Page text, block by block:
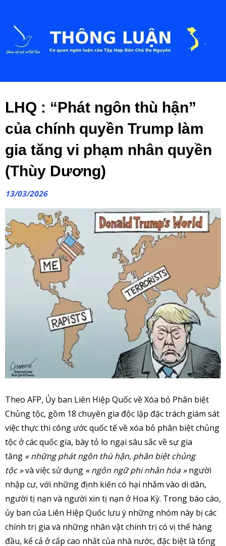
LHQ : “Phát ngôn thù hận”
của chính quyền Trump làm
gia tăng vi phạm nhân quyền
(Thùy Dương)
13/03/2026
Theo AFP, Ủy ban Liên Hiệp Quốc về Xóa bỏ Phân biệt
Chủng tộc, gồm 18 chuyên gia độc lập đặc trách giám sát
việc thực thi công ước quốc tế về xóa bỏ phân biệt chủng
tộc ở các quốc gia, bày tỏ lo ngại sâu sắc về sự gia
tăng « những phát ngôn thù hận, phân biệt chủng
tộc »và việc sử dụng « ngôn ngữ phi nhân hóa »người
nhập cư, với những định kiến ​​có hại nhắm vào di dân,
người tị nạn và người xin tị nạn ở Hoa Kỳ. Trong báo cáo,
ủy ban của Liên Hiệp Quốc lưu ý những nhóm này bị các
chính trị gia và những nhân vật chính trị có vị thế hàng
đầu, kể cả ở cấp cao nhất của nhà nước, đặc biệt là tổng